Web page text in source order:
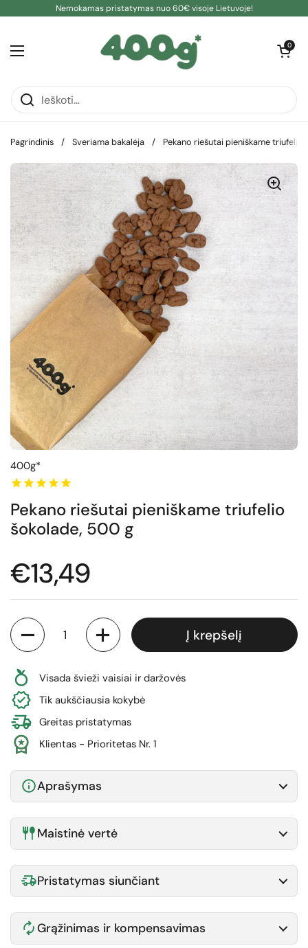
Pereiti prie turinioNemokamas pristatymas nuo 60€ visoje Lietuvoje!
Atidaryti meniu
Atidaryti
0
Pagrindinis / Sveriama bakalėja / Pekano riešutai pieniškame triufelio
400g*
Pekano riešutai pieniškame triufelio
šokolade, 500 g
Normali kaina
€13,49
Kiekis
Į krepšelį
Visada švieži vaisiai ir daržovės
Tik aukščiausia kokybė
Greitas pristatymas
Klientas - Prioritetas Nr. 1
Aprašymas
Maistinė vertė
Pristatymas siunčiant
Grąžinimas ir kompensavimas